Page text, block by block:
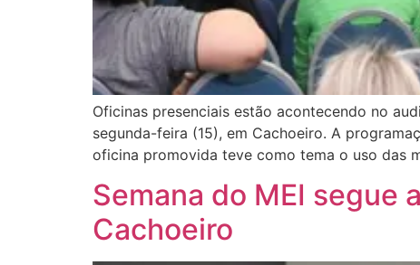
Oficinas presenciais estão acontecendo no
segunda-feira (15), em Cachoeiro. A
oficina promovida teve como tema o uso das
Semana do MEI segue
Cachoeiro